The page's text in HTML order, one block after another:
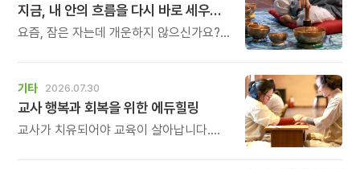
지금, 내 안의 흐름을 다시 바로 세우고 싶다면
요즘, 잠은 자는데 개운하지 않으신가요?
쉬어도 회복되지 않는 건 몸이 아니라
‘에너지의 흐름’이 흐트러졌기 때문입니다.
기타 2026.07.30
교사 행복과 회복을 위한 에듀힐링
교사가 치유되어야 교육이 살아납니다.